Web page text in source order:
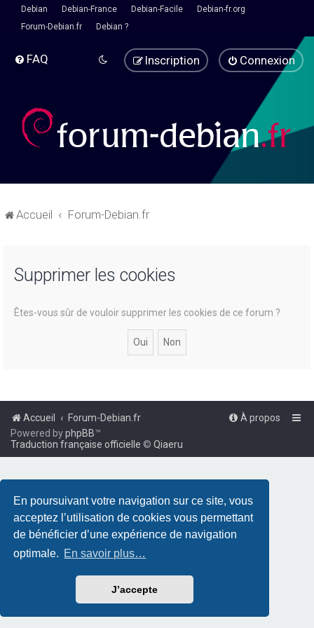
En poursuivant votre navigation sur ce site, vous
acceptez l’utilisation de cookies vous permettant
de bénéficier d’une expérience de navigation
optimale. En savoir plus…
J’accepte
Debian Debian-France Debian-Facile
Debian-fr.org
Forum-Debian.fr
Debian ?
FAQ Connexion
Inscription
Accueil Forum-Debian.fr
Supprimer les cookies
Êtes-vous sûr de vouloir supprimer les cookies de ce forum ?
Accueil Forum-Debian.fr
À propos
Powered byphpBB™
Traduction française officielle © Qiaeru